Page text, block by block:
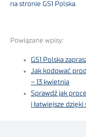
na stronie GS1 Polska.
Powiązane wpisy:
GS1 Polska
Jak kodować
– 13 kwietnia
Sprawdź jak
i łatwiejsze dzięki